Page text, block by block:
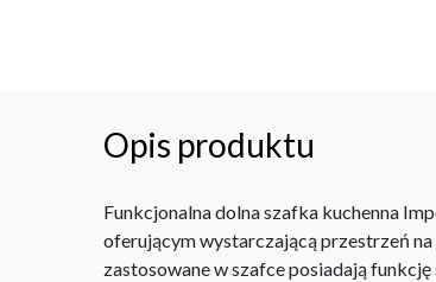
Opis produktu
Funkcjonalna dolna szafka kuchenna
oferującym wystarczającą przestrzeń
zastosowane w szafce posiadają